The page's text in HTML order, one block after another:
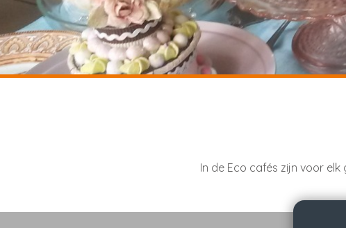
In de Eco cafés zijn voor elk